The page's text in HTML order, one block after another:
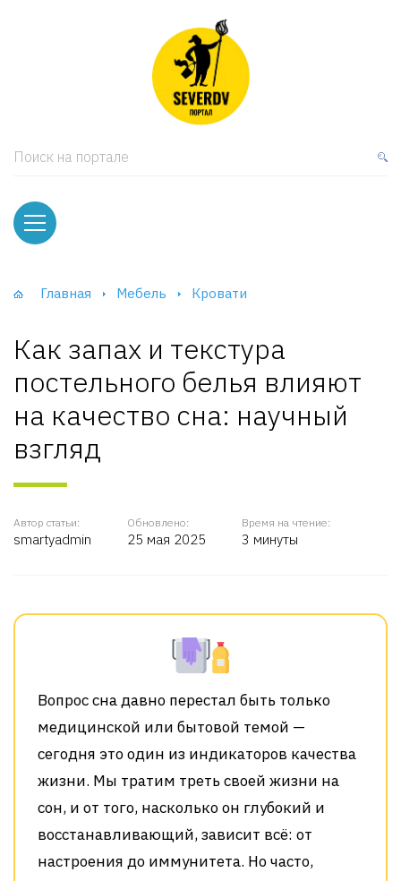
Поиск на портале
Главная Мебель Кровати
Как запах и текстура
постельного белья влияют
на качество сна: научный
взгляд
Автор статьи:
smartyadmin
Обновлено:
25 мая 2025
Время на чтение:
3 минуты
Вопрос сна давно перестал быть только
медицинской или бытовой темой —
сегодня это один из индикаторов качества
жизни. Мы тратим треть своей жизни на
сон, и от того, насколько он глубокий и
восстанавливающий, зависит всё: от
настроения до иммунитета. Но часто,
и тумбы